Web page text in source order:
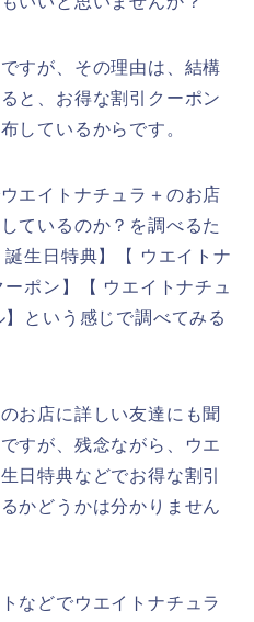
すが、その理由は、結構
と、お得な割引クーポン
しているからです。
エイトナチュラ＋のお店
ているのか？を調べるた
生日特典】【 ウエイトナ
ポン】【 ウエイトナチュ
という感じで調べてみる
お店に詳しい友達にも聞
すが、残念ながら、ウエ
日特典などでお得な割引
かどうかは分かりません
などでウエイトナチュラ